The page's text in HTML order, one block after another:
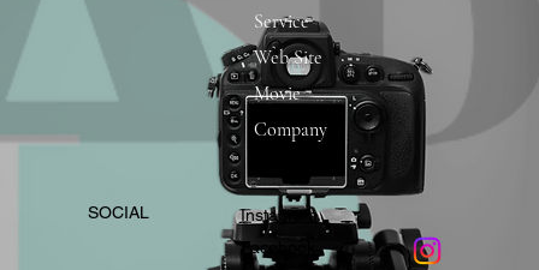
Service
Web Site
Movie
Company
​SOCIAL
Instagram
​Facebook